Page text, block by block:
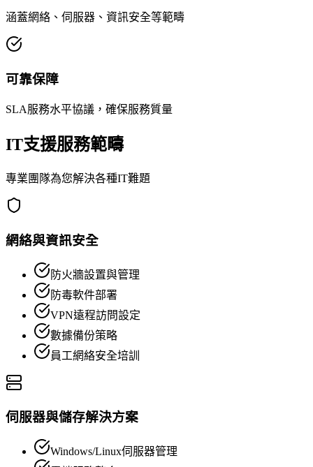
涵蓋網絡、伺服器、資訊安全等範疇
可靠保障
SLA服務水平協議，確保服務質量
IT支援服務範疇
專業團隊為您解決各種IT難題
網絡與資訊安全
防火牆設置與管理
防毒軟件部署
VPN遠程訪問設定
數據備份策略
員工網絡安全培訓
伺服器與儲存解決方案
Windows/Linux伺服器管理